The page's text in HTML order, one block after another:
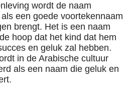
wordt de naam
een goede voortekennaam
brengt. Het is een naam
hoop dat het kind dat hem
en geluk zal hebben.
in de Arabische cultuur
als een naam die geluk en